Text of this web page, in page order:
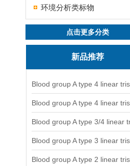
环境分析类标物
点击更多分类
新品推荐